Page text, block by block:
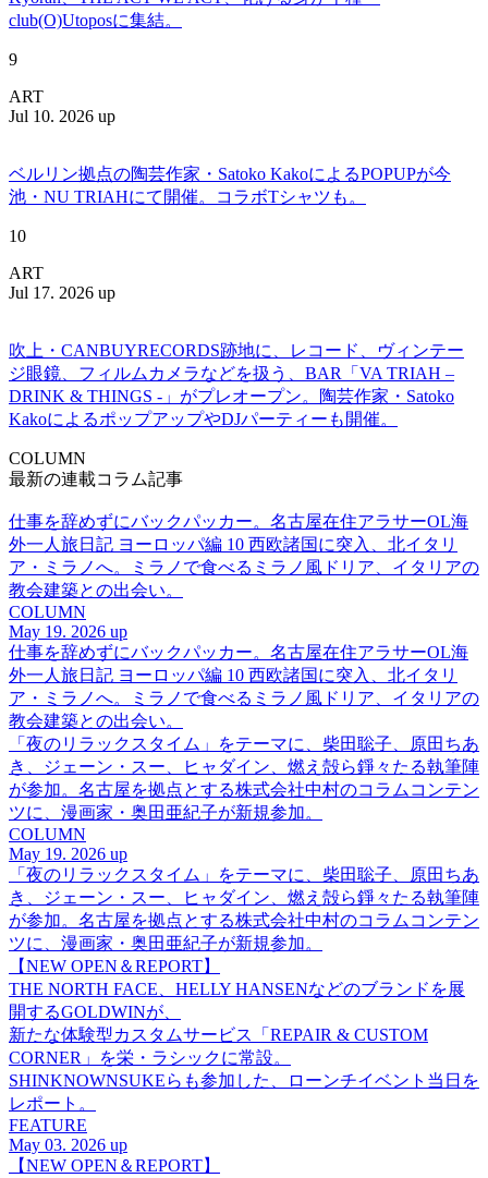
club(O)Utoposに集結。
9
ART
Jul 10. 2026 up
ベルリン拠点の陶芸作家・Satoko KakoによるPOPUPが今
池・NU TRIAHにて開催。コラボTシャツも。
10
ART
Jul 17. 2026 up
吹上・CANBUYRECORDS跡地に、レコード、ヴィンテー
ジ眼鏡、フィルムカメラなどを扱う、BAR「VA TRIAH –
DRINK & THINGS -」がプレオープン。陶芸作家・Satoko
KakoによるポップアップやDJパーティーも開催。
COLUMN
最新の連載コラム記事
仕事を辞めずにバックパッカー。名古屋在住アラサーOL海
外一人旅日記 ヨーロッパ編 10 西欧諸国に突入、北イタリ
ア・ミラノへ。ミラノで食べるミラノ風ドリア、イタリアの
教会建築との出会い。
COLUMN
May 19. 2026 up
仕事を辞めずにバックパッカー。名古屋在住アラサーOL海
外一人旅日記 ヨーロッパ編 10 西欧諸国に突入、北イタリ
ア・ミラノへ。ミラノで食べるミラノ風ドリア、イタリアの
教会建築との出会い。
「夜のリラックスタイム」をテーマに、柴田聡子、原田ちあ
き、ジェーン・スー、ヒャダイン、燃え殻ら錚々たる執筆陣
が参加。名古屋を拠点とする株式会社中村のコラムコンテン
ツに、漫画家・奥田亜紀子が新規参加。
COLUMN
May 19. 2026 up
「夜のリラックスタイム」をテーマに、柴田聡子、原田ちあ
き、ジェーン・スー、ヒャダイン、燃え殻ら錚々たる執筆陣
が参加。名古屋を拠点とする株式会社中村のコラムコンテン
ツに、漫画家・奥田亜紀子が新規参加。
【NEW OPEN＆REPORT】
THE NORTH FACE、HELLY HANSENなどのブランドを展
開するGOLDWINが、
新たな体験型カスタムサービス「REPAIR & CUSTOM
CORNER」を栄・ラシックに常設。
SHINKNOWNSUKEらも参加した、ローンチイベント当日を
レポート。
FEATURE
May 03. 2026 up
【NEW OPEN＆REPORT】